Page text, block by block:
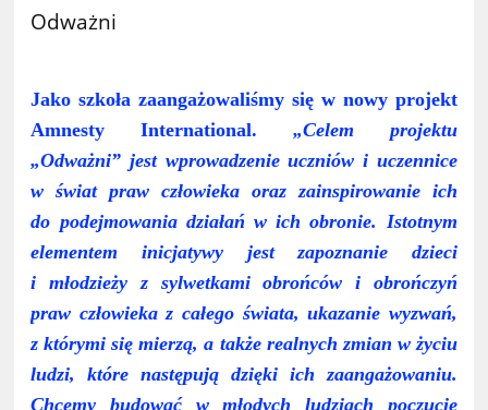
Odważni
Jako szkoła zaangażowaliśmy się w nowy projekt
Amnesty International. „Celem projektu
„Odważni” jest wprowadzenie uczniów i uczennice
w świat praw człowieka oraz zainspirowanie ich
do podejmowania działań w ich obronie. Istotnym
elementem inicjatywy jest zapoznanie dzieci
i młodzieży z sylwetkami obrońców i obrończyń
praw człowieka z całego świata, ukazanie wyzwań,
z którymi się mierzą, a także realnych zmian w życiu
ludzi, które następują dzięki ich zaangażowaniu.
Chcemy budować w młodych ludziach poczucie